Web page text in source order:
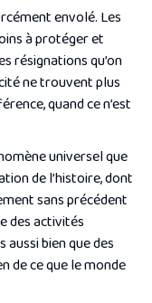
envolé. Les
à protéger et
résignations qu’on
ne trouvent plus
quand ce n’est
universel que
de l’histoire, dont
sans précédent
des activités
bien que des
de ce que le monde